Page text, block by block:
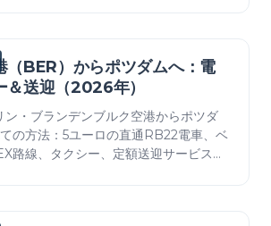
（BER）からポツダムへ：電
＆送迎（2026年）
・ブランデンブルク空港からポツダ
の方法：5ユーロの直通RB22電車、ベ
路線、タクシー、定額送迎サービス、